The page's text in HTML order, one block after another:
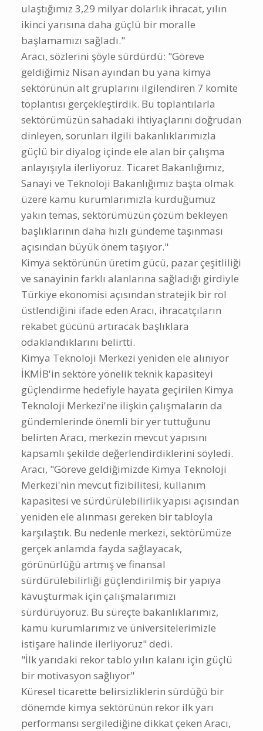
ulaştığımız 3,29 milyar dolarlık ihracat, yılın
ikinci yarısına daha güçlü bir moralle
başlamamızı sağladı."
Aracı, sözlerini şöyle sürdürdü: "Göreve
geldiğimiz Nisan ayından bu yana kimya
sektörünün alt gruplarını ilgilendiren 7 komite
toplantısı gerçekleştirdik. Bu toplantılarla
sektörümüzün sahadaki ihtiyaçlarını doğrudan
dinleyen, sorunları ilgili bakanlıklarımızla
güçlü bir diyalog içinde ele alan bir çalışma
anlayışıyla ilerliyoruz. Ticaret Bakanlığımız,
Sanayi ve Teknoloji Bakanlığımız başta olmak
üzere kamu kurumlarımızla kurduğumuz
yakın temas, sektörümüzün çözüm bekleyen
başlıklarının daha hızlı gündeme taşınması
açısından büyük önem taşıyor."
Kimya sektörünün üretim gücü, pazar çeşitliliği
ve sanayinin farklı alanlarına sağladığı girdiyle
Türkiye ekonomisi açısından stratejik bir rol
üstlendiğini ifade eden Aracı, ihracatçıların
rekabet gücünü artıracak başlıklara
odaklandıklarını belirtti.
Kimya Teknoloji Merkezi yeniden ele alınıyor
İKMİB'in sektöre yönelik teknik kapasiteyi
güçlendirme hedefiyle hayata geçirilen Kimya
Teknoloji Merkezi'ne ilişkin çalışmaların da
gündemlerinde önemli bir yer tuttuğunu
belirten Aracı, merkezin mevcut yapısını
kapsamlı şekilde değerlendirdiklerini söyledi.
Aracı, "Göreve geldiğimizde Kimya Teknoloji
Merkezi'nin mevcut fizibilitesi, kullanım
kapasitesi ve sürdürülebilirlik yapısı açısından
yeniden ele alınması gereken bir tabloyla
karşılaştık. Bu nedenle merkezi, sektörümüze
gerçek anlamda fayda sağlayacak,
görünürlüğü artmış ve finansal
sürdürülebilirliği güçlendirilmiş bir yapıya
kavuşturmak için çalışmalarımızı
sürdürüyoruz. Bu süreçte bakanlıklarımız,
kamu kurumlarımız ve üniversitelerimizle
istişare halinde ilerliyoruz" dedi.
"İlk yarıdaki rekor tablo yılın kalanı için güçlü
bir motivasyon sağlıyor"
Küresel ticarette belirsizliklerin sürdüğü bir
dönemde kimya sektörünün rekor ilk yarı
performansı sergilediğine dikkat çeken Aracı,